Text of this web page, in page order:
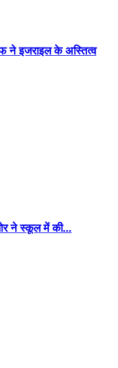
ने इजराइल के अस्तित्व
ने स्कूल में की...